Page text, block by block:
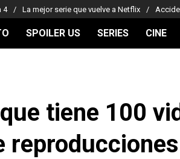
4 La mejor serie que vuelve a Netflix
SPOILER US SERIES CINE
tiene 100